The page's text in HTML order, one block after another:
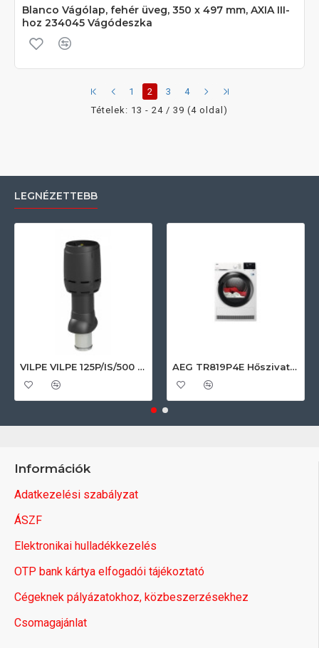
Blanco Vágólap, fehér üveg, 350 x 497 mm, AXIA III-
hoz 234045 Vágódeszka
1 2 3
4
Tételek: 13 - 24 / 39 (4 oldal)
LEGNÉZETTEBB
VILPE VILPE 125P/IS/500 FLOW tetőszellőző, fekete Szellőztető ventilátor tartozékok AEG TR819P4E Hőszivattyús szárítógép
Információk
Adatkezelési szabályzat
ÁSZF
Elektronikai hulladékkezelés
OTP bank kártya elfogadói tájékoztató
Cégeknek pályázatokhoz, közbeszerzésekhez
Csomagajánlat